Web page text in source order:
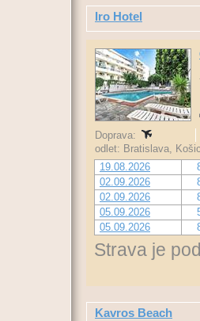
Iro Hotel
Doprava:
odlet: Bratislava,
19.08.2026
02.09.2026
02.09.2026
05.09.2026
05.09.2026
Strava je
Kavros Beach